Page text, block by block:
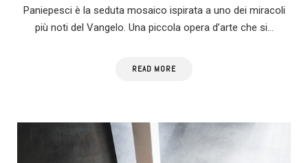
Paniepesci è la seduta mosaico ispirata a uno dei miracoli
più noti del Vangelo. Una piccola opera d’arte che si…
READ MORE